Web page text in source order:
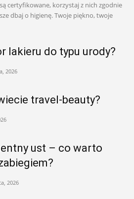
certyfikowane, korzystaj z nich zgodnie
dbaj o higienę. Twoje piękno, twoje
lakieru do typu urody?
2026
travel-beauty?
ust – co warto
2026